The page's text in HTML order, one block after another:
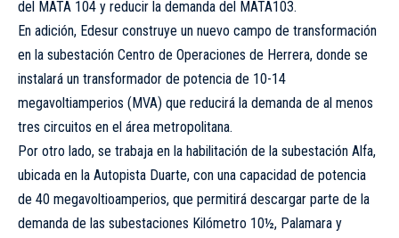
del MATA 104 y reducir la demanda del MATA103.
En adición, Edesur construye un nuevo campo de transformación
en la subestación Centro de Operaciones de Herrera, donde se
instalará un transformador de potencia de 10-14
megavoltiamperios (MVA) que reducirá la demanda de al menos
tres circuitos en el área metropolitana.
Por otro lado, se trabaja en la habilitación de la subestación Alfa,
ubicada en la Autopista Duarte, con una capacidad de potencia
de 40 megavoltioamperios, que permitirá descargar parte de la
demanda de las subestaciones Kilómetro 10½, Palamara y